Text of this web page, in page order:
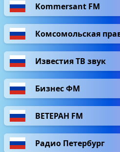
Kommersant FM
Комсомольская
Известия ТВ звук
Бизнес ФМ
ВЕТЕРАН FM
Радио Петербург